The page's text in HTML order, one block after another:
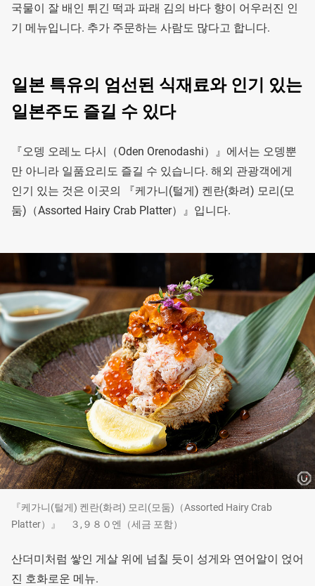
국물이 잘 배인 튀긴 떡과 파래 김의 바다 향이 어우러진 인
기 메뉴입니다. 추가 주문하는 사람도 많다고 합니다.
일본 특유의 엄선된 식재료와 인기 있는
일본주도 즐길 수 있다
『오뎅 오레노 다시（Oden Orenodashi）』에서는 오뎅뿐
만 아니라 일품요리도 즐길 수 있습니다. 해외 관광객에게
인기 있는 것은 이곳의 『케가니(털게) 켄란(화려) 모리(모
둠)（Assorted Hairy Crab Platter）』입니다.
『케가니(털게) 켄란(화려) 모리(모둠)（Assorted Hairy Crab
Platter）』 ３,９８０엔（세금 포함）
산더미처럼 쌓인 게살 위에 넘칠 듯이 성게와 연어알이 얹어
진 호화로운 메뉴.